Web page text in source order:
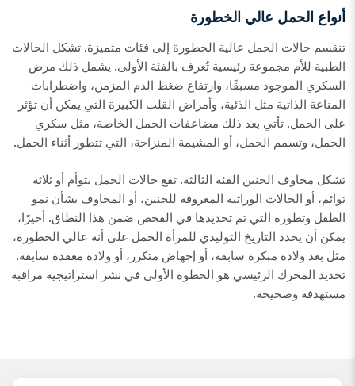
أنواع الحمل عالي الخطورة
تنقسم حالات الحمل عالية الخطورة إلى فئات متميزة. تشكل الحالات
الطبية للأم مجموعة رئيسية تُعرف بالفئة الأولى. يشمل ذلك مرض
السكري الموجود مسبقًا، وارتفاع ضغط الدم المزمن، واضطرابات
المناعة الذاتية مثل الذئبة، وأمراض القلب الكبيرة التي يمكن أن تؤثر
على الحمل. تأتي بعد ذلك مضاعفات الحمل الخاصة، مثل سكري
الحمل، وتسمم الحمل، أو المشيمة المنزاحة، التي تتطور أثناء الحمل.
تشكل مخاوف الجنين الفئة الثالثة. تقع حالات الحمل بتوأم أو ثلاثة
توائم، أو الحالات الوراثية المعروفة للجنين، أو المخاوف بشأن نمو
الطفل وتطوره التي تم تحديدها في الفحص ضمن هذا النطاق. أخيرًا،
يمكن أن يحدد التاريخ التوليدي للمرأة الحمل على أنه عالي الخطورة،
مثل بعد ولادة مبكرة سابقة، أو إجهاض متكرر، أو ولادة معقدة سابقة.
تحديد المحرك الرئيسي هو الخطوة الأولى في نشر استراتيجية مراقبة
مستهدفة وصحيحة.